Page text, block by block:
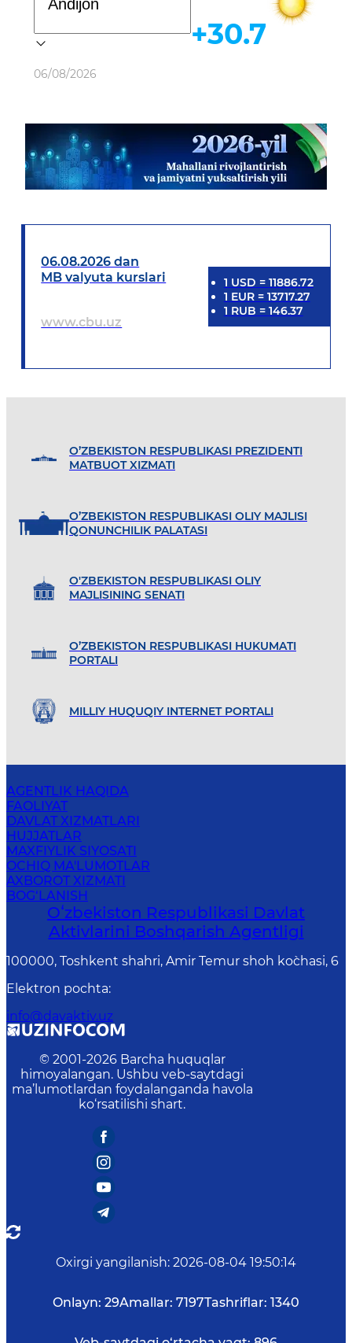
Ob-havo
06/08/2026
+30.7
06.08.2026 dan
MB valyuta kurslari
www.cbu.uz
1 USD = 11886.72
1 EUR= 13717.27
1 RUB = 146.37
O’ZBEKISTON RESPUBLIKASI PREZIDENTI
MATBUOT XIZMATI
O’ZBEKISTON RESPUBLIKASI OLIY MAJLISI
QONUNCHILIK PALATASI
O'ZBEKISTON RESPUBLIKASI OLIY
MAJLISINING SENATI
O’ZBEKISTON RESPUBLIKASI HUKUMATI
PORTALI
MILLIY HUQUQIY INTERNET PORTALI
AGENTLIK HAQIDA
FAOLIYAT
DAVLAT XIZMATLARI
HUJJATLAR
MAXFIYLIK SIYOSATI
OCHIQ MA'LUMOTLAR
AXBOROT XIZMATI
BOG‘LANISH
Oʻzbekiston Respublikasi Davlat
Aktivlarini Boshqarish Agentligi
100000, Toshkent shahri, Amir Temur shoh ko`chasi, 6
Elektron pochta:
info@davaktiv.uz
© 2001-2026 Barcha huquqlar
himoyalangan. Ushbu veb-saytdagi
ma’lumotlardan foydalanganda havola
ko‘rsatilishi shart.
Oxirgi yangilanish: 2026-08-04 19:50:14
Onlayn: 29Amallar: 7197Tashriflar: 1340